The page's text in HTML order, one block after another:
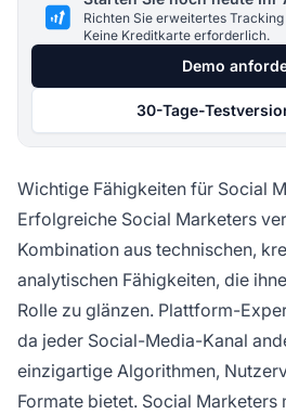
Richten Sie erweitertes
Keine Kreditkarte erforderlich.
Demo
30-Tage-
Wichtige Fähigkeiten für Social
Erfolgreiche Social Marketers
Kombination aus technischen,
analytischen Fähigkeiten, die
Rolle zu glänzen. Plattform-
da jeder Social-Media-Kanal
einzigartige Algorithmen,
Formate bietet. Social Marketers